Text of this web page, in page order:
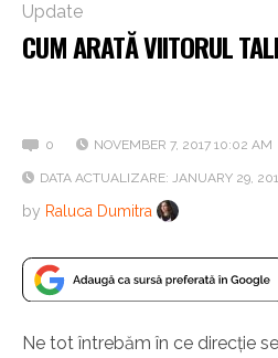
Update
CUM ARATĂ VIITORUL
0 NOVEMBER 7, 2017 10:02 AM
DATA ACTUALIZARE: JANUARY 29,
by Raluca Dumitra
Ne tot întrebăm în ce direcție